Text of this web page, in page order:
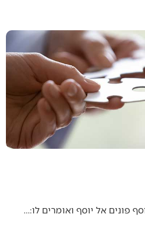
פונים אל יוסף ואומרים לו:…